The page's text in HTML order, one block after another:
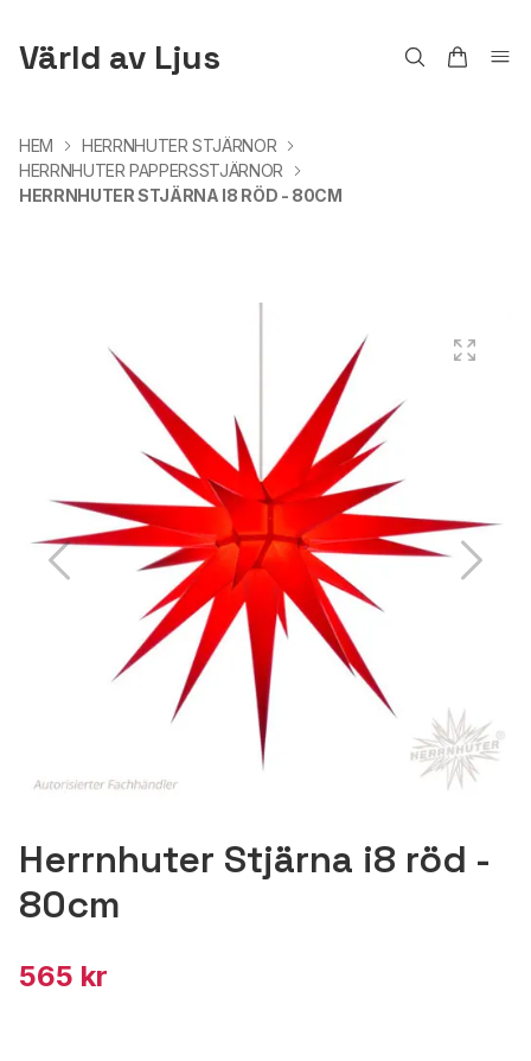
Värld av Ljus
HEM
HERRNHUTER STJÄRNOR
HERRNHUTER PAPPERSSTJÄRNOR
HERRNHUTER STJÄRNA I8 RÖD - 80CM
Herrnhuter Stjärna i8 röd -
80cm
565 kr